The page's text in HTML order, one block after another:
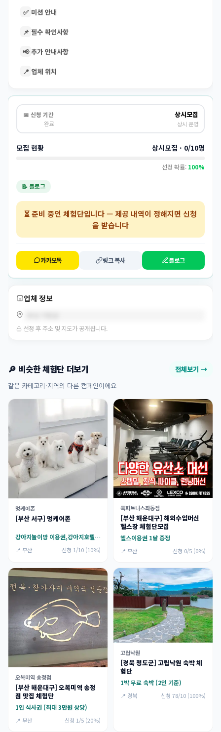
✅ 미션 안내
📌 필수 확인사항
📢 추가 안내사항
📍 업체 위치
📅 신청 기간
완료
상시모집
상시 운영
모집 현황 상시모집 · 0/10명
선정 확률: 100%
📝 블로그
⏳준비 중인 체험단입니다 — 제공 내역이 정해지면 신청
을 받습니다
카카오톡 링크 복사 블로그
업체 정보
선정 후 주소 및 지도가 공개됩니다.
🔎 비슷한 체험단 더보기 전체보기 →
같은 카테고리·지역의 다른 캠페인이에요
멍케어존
[부산 서구] 멍케어존
강아지놀이방 이용권,강아지호텔 이용권
📍 부산 신청 1/10 (10%)
쑥피트니스좌동점
[부산 해운대구] 해외수입머신
헬스장 체험단모집
헬스이용권 1달 증정
📍 부산 신청 0/5 (0%)
오복미역 송정점
[부산 해운대구] 오복미역 송정
점 맛집 체험단
1인 식사권 (최대 3만원 상당)
📍 부산 신청 1/5 (20%)
고립낙원
[경북 청도군] 고립낙원 숙박 체
험단
1박 무료 숙박 (2인 기준)
📍 경북 신청 78/10 (100%)